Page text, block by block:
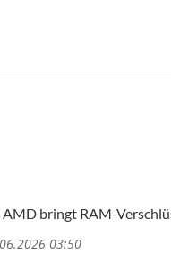
bringt RAM-
03:50